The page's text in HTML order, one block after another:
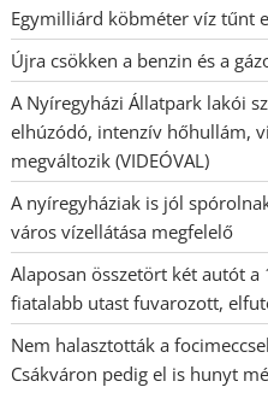
Egymilliárd köbméter víz tűnt
Újra csökken a benzin és a
A Nyíregyházi Állatpark lakói
elhúzódó, intenzív hőhullám,
megváltozik (VIDEÓVAL)
A nyíregyháziak is jól
város vízellátása megfelelő
Alaposan összetört két autót a
fiatalabb utast fuvarozott,
Nem halasztották a
Csákváron pedig el is hunyt